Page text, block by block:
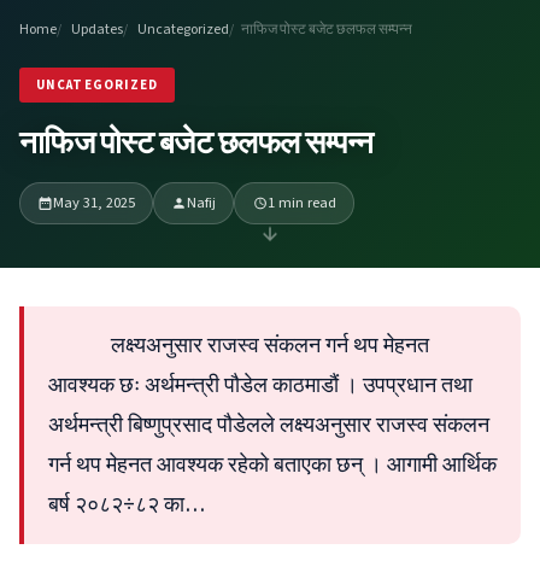
Home Updates Uncategorized नाफिज पोस्ट बजेट छलफल सम्पन्न
UNCATEGORIZED
नाफिज पोस्ट बजेट छलफल सम्पन्न
May 31, 2025 Nafij 1 min read
लक्ष्यअनुसार राजस्व संकलन गर्न थप मेहनत
आवश्यक छः अर्थमन्त्री पौडेल काठमाडौं । उपप्रधान तथा
अर्थमन्त्री बिष्णुप्रसाद पौडेलले लक्ष्यअनुसार राजस्व संकलन
गर्न थप मेहनत आवश्यक रहेको बताएका छन् । आगामी आर्थिक
बर्ष २०८२÷८२ का…